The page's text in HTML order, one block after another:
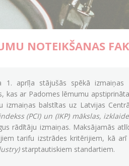
NOTEIKŠANAS
1. aprīļa stājušās spēkā izmaiņas
kas ar Padomes lēmumu
izmaiņas balstītas uz Latvijas
(PCI) un (IKP) mākslas,
rādītāju izmaiņas. Maksājamās
tarifu izstrādes kritērijiem, kā
starptautiskiem standartiem.